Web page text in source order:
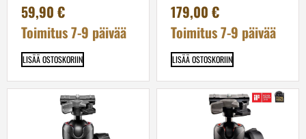
59,90 €
Toimitus 7-9 päivää
LISÄÄ OSTOSKORIIN
179,00 €
Toimitus 7-9 päivää
LISÄÄ OSTOSKORIIN